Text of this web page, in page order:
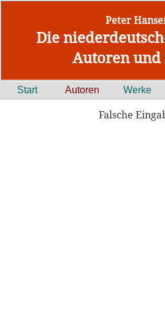
Peter
Die
Autoren
Start Autoren Werke
Falsche